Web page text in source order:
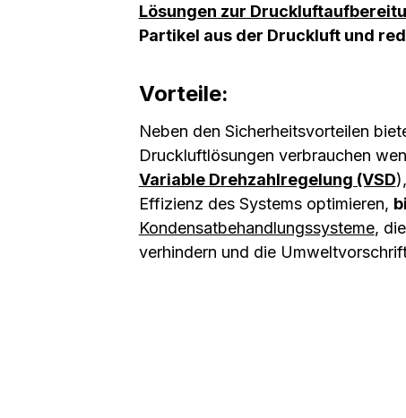
Lösungen zur
Partikel aus der Druckluft und
Vorteile:
Neben den Sicherheitsvorteilen
Druckluftlösungen verbrauchen
Variable Drehzahlregelung (VSD
Effizienz des Systems optimieren,
Kondensatbehandlungssysteme,
verhindern und die